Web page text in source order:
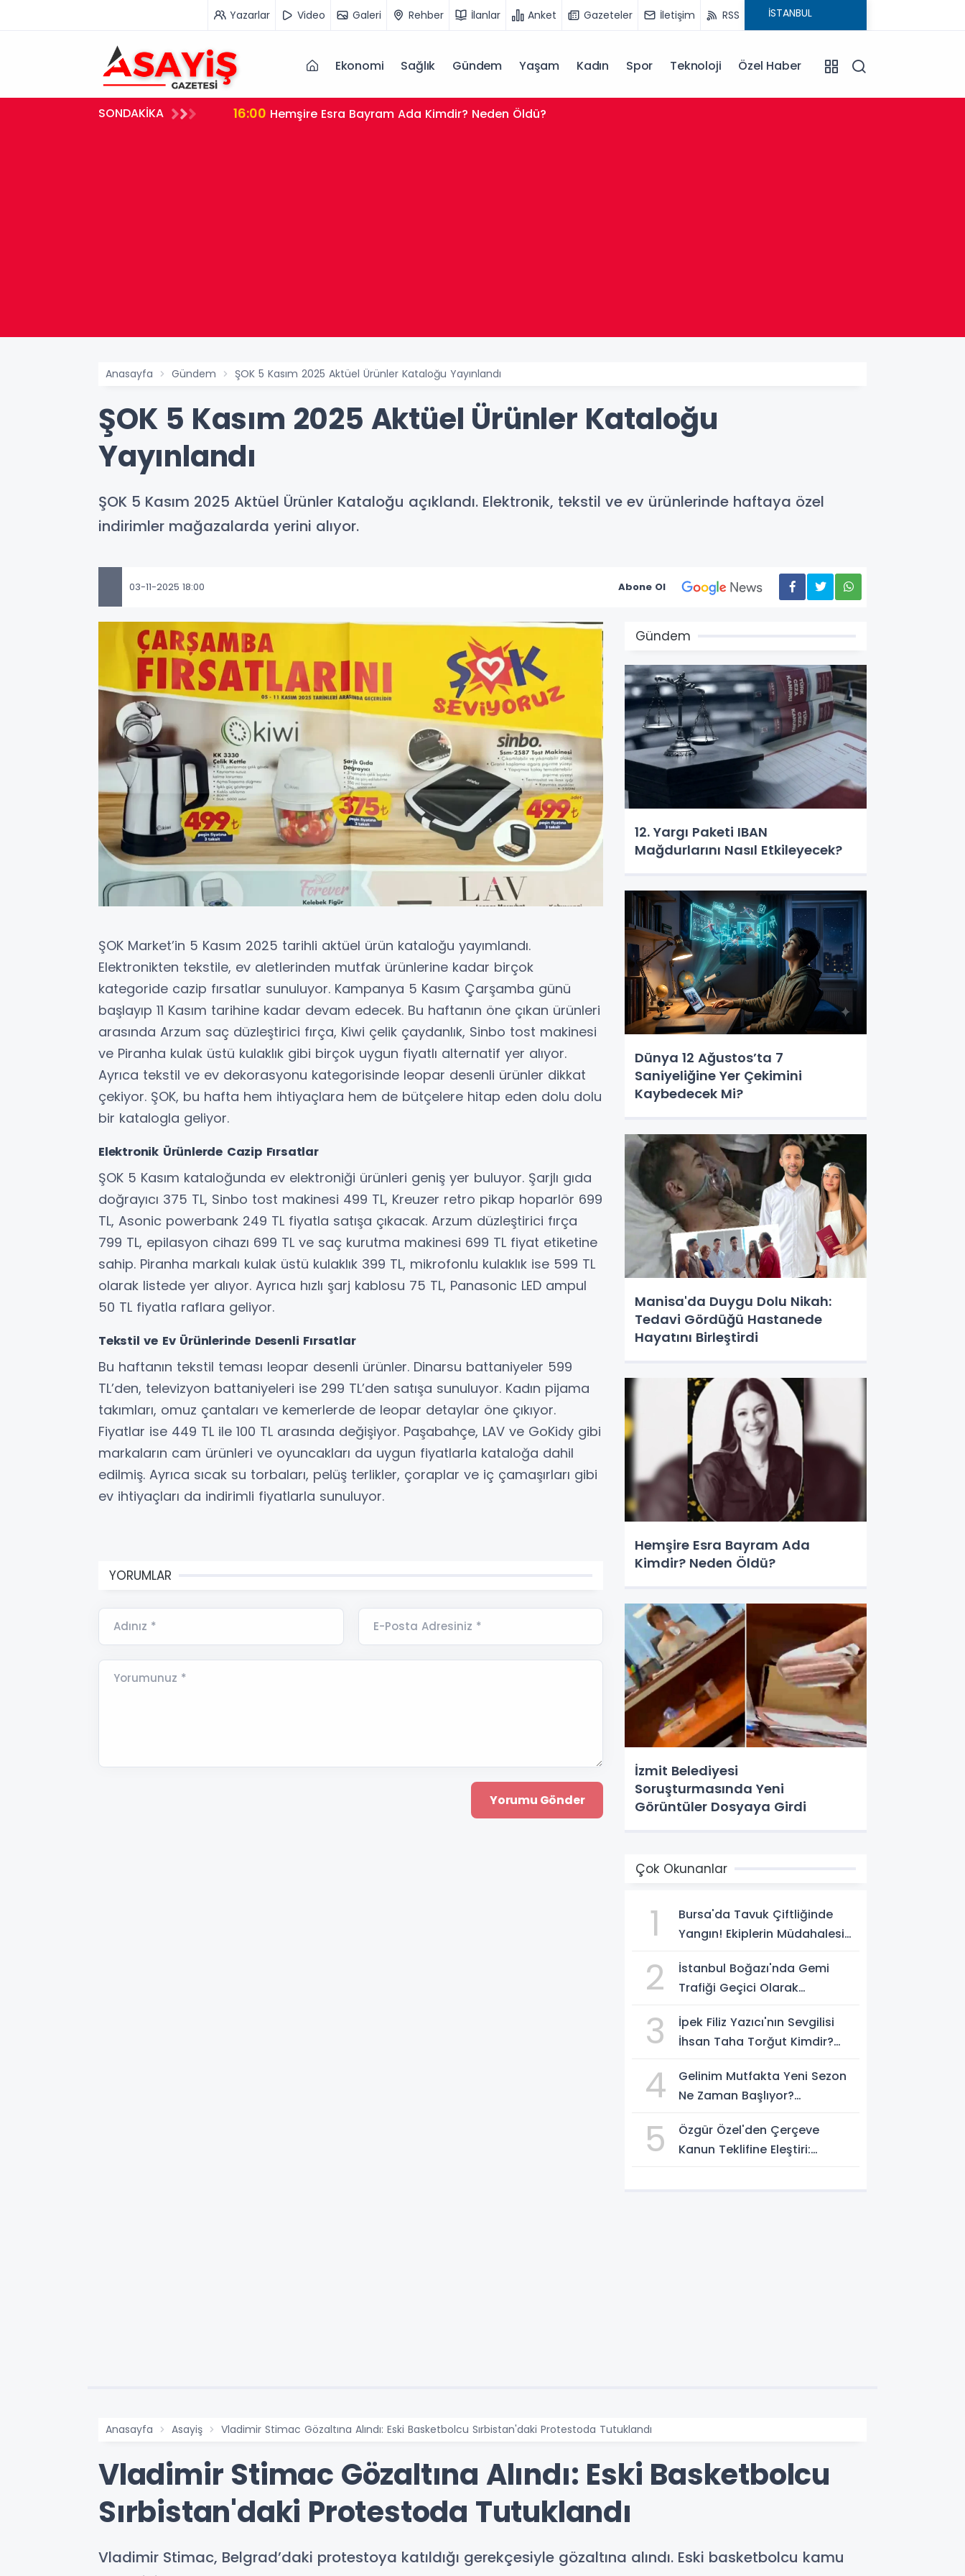
Yazarlar Video Galeri Rehber İlanlar Anket Gazeteler İletişim RSS
Ekonomi Sağlık Gündem Yaşam Kadın Spor Teknoloji Özel Haber
SONDAKİKA 16:00 Hemşire Esra Bayram Ada Kimdir? Neden Öldü?
Anasayfa Gündem ŞOK 5 Kasım 2025 Aktüel Ürünler Kataloğu Yayınlandı
ŞOK 5 Kasım 2025 Aktüel Ürünler Kataloğu
Yayınlandı
ŞOK 5 Kasım 2025 Aktüel Ürünler Kataloğu açıklandı. Elektronik, tekstil ve ev ürünlerinde haftaya özel
indirimler mağazalarda yerini alıyor.
03-11-2025 18:00 Abone Ol
ŞOK Market’in 5 Kasım 2025 tarihli aktüel ürün kataloğu yayımlandı.
Elektronikten tekstile, ev aletlerinden mutfak ürünlerine kadar birçok
kategoride cazip fırsatlar sunuluyor. Kampanya 5 Kasım Çarşamba günü
başlayıp 11 Kasım tarihine kadar devam edecek. Bu haftanın öne çıkan ürünleri
arasında Arzum saç düzleştirici fırça, Kiwi çelik çaydanlık, Sinbo tost makinesi
ve Piranha kulak üstü kulaklık gibi birçok uygun fiyatlı alternatif yer alıyor.
Ayrıca tekstil ve ev dekorasyonu kategorisinde leopar desenli ürünler dikkat
çekiyor. ŞOK, bu hafta hem ihtiyaçlara hem de bütçelere hitap eden dolu dolu
bir katalogla geliyor.
Elektronik Ürünlerde Cazip Fırsatlar
ŞOK 5 Kasım kataloğunda ev elektroniği ürünleri geniş yer buluyor. Şarjlı gıda
doğrayıcı 375 TL, Sinbo tost makinesi 499 TL, Kreuzer retro pikap hoparlör 699
TL, Asonic powerbank 249 TL fiyatla satışa çıkacak. Arzum düzleştirici fırça
799 TL, epilasyon cihazı 699 TL ve saç kurutma makinesi 699 TL fiyat etiketine
sahip. Piranha markalı kulak üstü kulaklık 399 TL, mikrofonlu kulaklık ise 599 TL
olarak listede yer alıyor. Ayrıca hızlı şarj kablosu 75 TL, Panasonic LED ampul
50 TL fiyatla raflara geliyor.
Tekstil ve Ev Ürünlerinde Desenli Fırsatlar
Bu haftanın tekstil teması leopar desenli ürünler. Dinarsu battaniyeler 599
TL’den, televizyon battaniyeleri ise 299 TL’den satışa sunuluyor. Kadın pijama
takımları, omuz çantaları ve kemerlerde de leopar detaylar öne çıkıyor.
Fiyatlar ise 449 TL ile 100 TL arasında değişiyor. Paşabahçe, LAV ve GoKidy gibi
markaların cam ürünleri ve oyuncakları da uygun fiyatlarla kataloğa dahil
edilmiş. Ayrıca sıcak su torbaları, pelüş terlikler, çoraplar ve iç çamaşırları gibi
ev ihtiyaçları da indirimli fiyatlarla sunuluyor.
YORUMLAR
Adınız * E-Posta Adresiniz *
Yorumunuz *
Gündem
12. Yargı Paketi IBAN
Mağdurlarını Nasıl Etkileyecek?
Dünya 12 Ağustos’ta 7
Saniyeliğine Yer Çekimini
Kaybedecek Mi?
Manisa'da Duygu Dolu Nikah:
Tedavi Gördüğü Hastanede
Hayatını Birleştirdi
Hemşire Esra Bayram Ada
Kimdir? Neden Öldü?
İzmit Belediyesi
Soruşturmasında Yeni
Görüntüler Dosyaya Girdi
Çok Okunanlar
1
Bursa'da Tavuk Çiftliğinde
Yangın! Ekiplerin Müdahalesi
2
İstanbul Boğazı'nda Gemi
Trafiği Geçici Olarak
3
İpek Filiz Yazıcı'nın Sevgilisi
İhsan Taha Torğut Kimdir?
Ediliyor
4
Gelinim Mutfakta Yeni Sezon
Ne Zaman Başlıyor?
5
Özgür Özel'den Çerçeve
Kanun Teklifine Eleştiri:
Anasayfa Asayiş Vladimir Stimac Gözaltına Alındı: Eski Basketbolcu Sırbistan'daki Protestoda Tutuklandı
Vladimir Stimac Gözaltına Alındı: Eski Basketbolcu
Sırbistan'daki Protestoda Tutuklandı
Vladimir Stimac, Belgrad’daki protestoya katıldığı gerekçesiyle gözaltına alındı. Eski basketbolcu kamu